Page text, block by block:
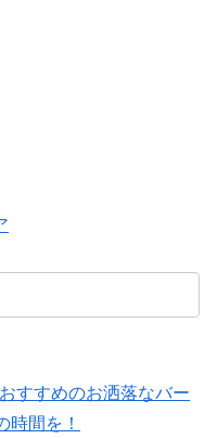
すすめのお洒落なバー
時間を！